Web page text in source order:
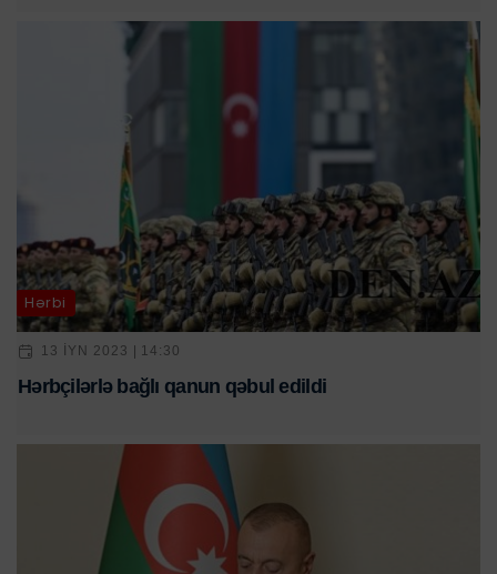
Hərbi
13 IYN 2023 | 14:30
Hərbçilərlə bağlı qanun qəbul edildi